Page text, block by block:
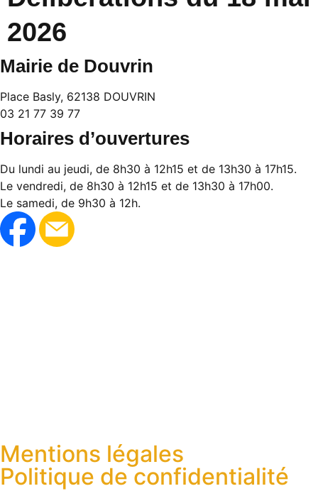
2026
Mairie de Douvrin
Place Basly, 62138 DOUVRIN
03 21 77 39 77
Horaires d’ouvertures
Du lundi au jeudi, de 8h30 à 12h15 et de 13h30 à 17h15.
Le vendredi, de 8h30 à 12h15 et de 13h30 à 17h00.
Le samedi, de 9h30 à 12h.
Mentions légales
Politique de confidentialité